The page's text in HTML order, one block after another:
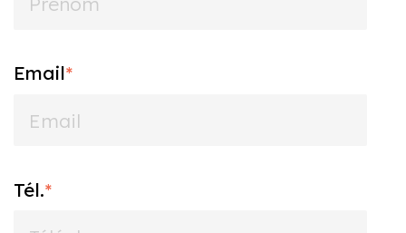
Email*
Tél.*